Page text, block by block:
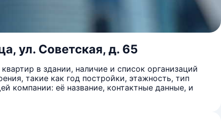
ул. Советская, д. 65
в здании, наличие и список организаций
такие как год постройки, этажность, тип
компании: её название, контактные данные, и